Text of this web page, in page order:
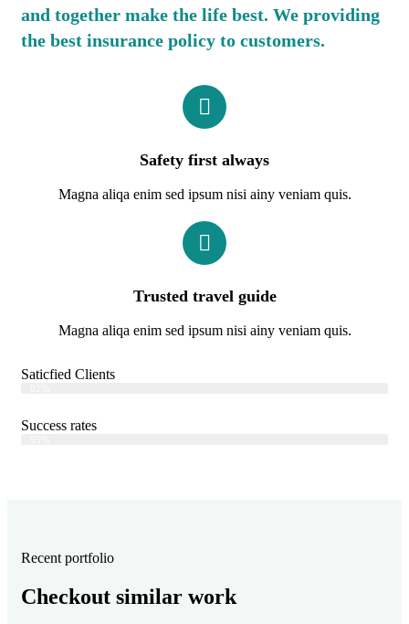
and together make the life best. We providing
the best insurance policy to customers.
Safety first always
Magna aliqa enim sed ipsum nisi ainy veniam quis.
Trusted travel guide
Magna aliqa enim sed ipsum nisi ainy veniam quis.
Saticfied Clients
Success rates
Recent portfolio
Checkout similar work